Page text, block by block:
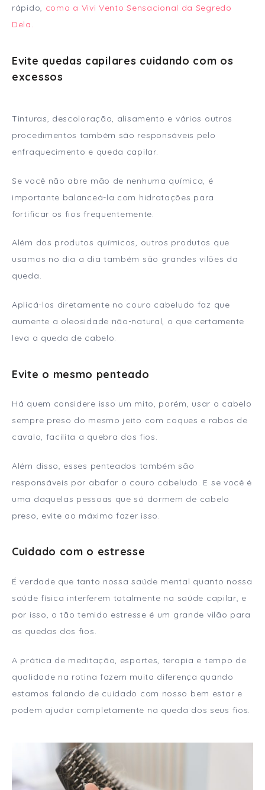
rápido, como a Vivi Vento Sensacional da Segredo
Dela.
Evite quedas capilares cuidando com os
excessos
Tinturas, descoloração, alisamento e vários outros
procedimentos também são responsáveis pelo
enfraquecimento e queda capilar.
Se você não abre mão de nenhuma química, é
importante balanceá-la com hidratações para
fortificar os fios frequentemente.
Além dos produtos químicos, outros produtos que
usamos no dia a dia também são grandes vilões da
queda.
Aplicá-los diretamente no couro cabeludo faz que
aumente a oleosidade não-natural, o que certamente
leva a queda de cabelo.
Evite o mesmo penteado
Há quem considere isso um mito, porém, usar o cabelo
sempre preso do mesmo jeito com coques e rabos de
cavalo, facilita a quebra dos fios.
Além disso, esses penteados também são
responsáveis por abafar o couro cabeludo. E se você é
uma daquelas pessoas que só dormem de cabelo
preso, evite ao máximo fazer isso.
Cuidado com o estresse
É verdade que tanto nossa saúde mental quanto nossa
saúde física interferem totalmente na saúde capilar, e
por isso, o tão temido estresse é um grande vilão para
as quedas dos fios.
A prática de meditação, esportes, terapia e tempo de
qualidade na rotina fazem muita diferença quando
estamos falando de cuidado com nosso bem estar e
podem ajudar completamente na queda dos seus fios.